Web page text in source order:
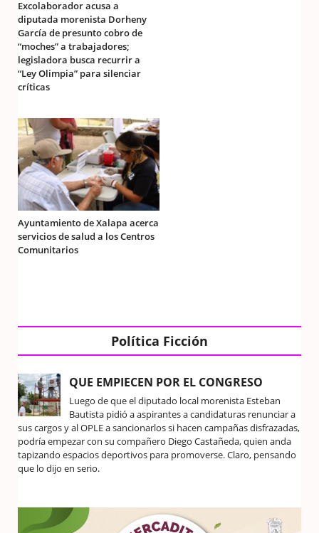
Excolaborador acusa a
diputada morenista Dorheny
García de presunto cobro de
“moches” a trabajadores;
legisladora busca recurrir a
“Ley Olimpia” para silenciar
críticas
Ayuntamiento de Xalapa acerca
servicios de salud a los Centros
Comunitarios
Política Ficción
QUE EMPIECEN POR EL CONGRESO
Luego de que el diputado local morenista Esteban
Bautista pidió a aspirantes a candidaturas renunciar a
sus cargos y al OPLE a sancionarlos si hacen campañas disfrazadas,
podría empezar con su compañero Diego Castañeda, quien anda
tapizando espacios deportivos para promoverse. Claro, pensando
que lo dijo en serio.